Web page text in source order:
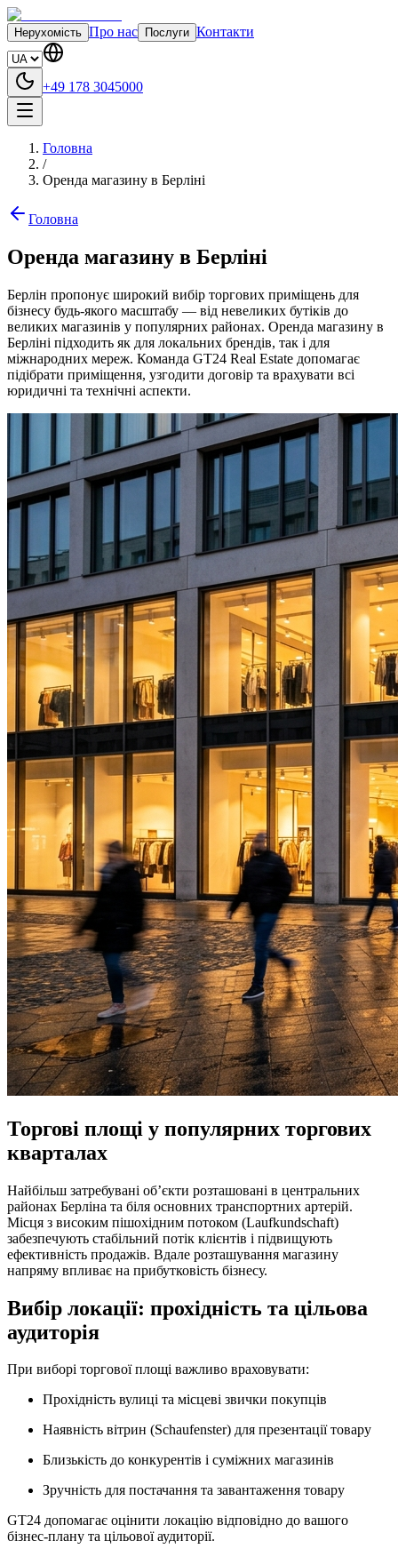
Нерухомість Про нас Послуги Контакти
+49 178 3045000
Головна
/
Оренда магазину в Берліні
Головна
Оренда магазину в Берліні
Берлін пропонує широкий вибір торгових приміщень для
бізнесу будь-якого масштабу — від невеликих бутіків до
великих магазинів у популярних районах. Оренда магазину в
Берліні підходить як для локальних брендів, так і для
міжнародних мереж. Команда GT24 Real Estate допомагає
підібрати приміщення, узгодити договір та врахувати всі
юридичні та технічні аспекти.
Торгові площі у популярних торгових
кварталах
Найбільш затребувані об’єкти розташовані в центральних
районах Берліна та біля основних транспортних артерій.
Місця з високим пішохідним потоком (Laufkundschaft)
забезпечують стабільний потік клієнтів і підвищують
ефективність продажів. Вдале розташування магазину
напряму впливає на прибутковість бізнесу.
Вибір локації: прохідність та цільова
аудиторія
При виборі торгової площі важливо враховувати:
Прохідність вулиці та місцеві звички покупців
Наявність вітрин (Schaufenster) для презентації товару
Близькість до конкурентів і суміжних магазинів
Зручність для постачання та завантаження товару
GT24 допомагає оцінити локацію відповідно до вашого
бізнес-плану та цільової аудиторії.